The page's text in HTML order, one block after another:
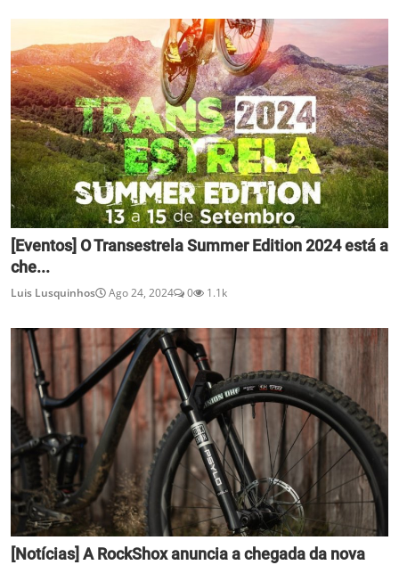
[Eventos] O Transestrela Summer Edition 2024 está a
che...
Luis Lusquinhos Ago 24, 2024 0 1.1k
[Notícias] A RockShox anuncia a chegada da nova